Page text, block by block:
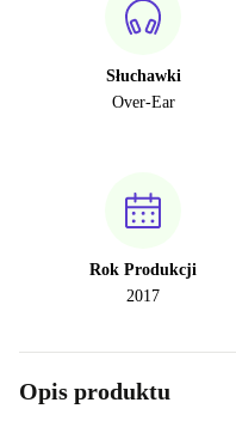
Słuchawki
Over-Ear
Rok Produkcji
2017
Opis produktu